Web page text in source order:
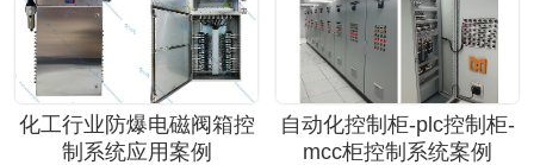
化工行业防爆电磁阀箱控
制系统应用案例
自动化控制柜-plc控制柜-
mcc柜控制系统案例